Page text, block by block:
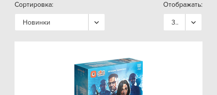
Сортировка:
Новинки
Отображать:
36